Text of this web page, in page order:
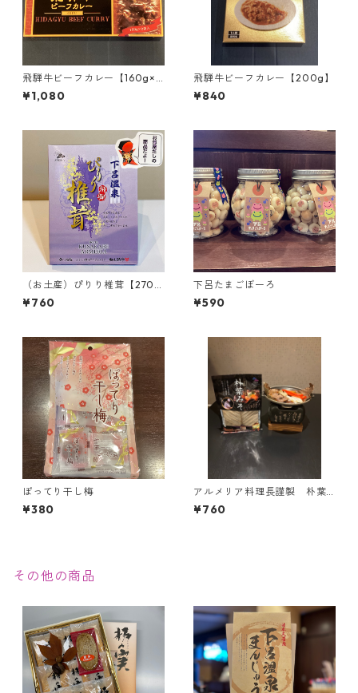
飛騨牛ビーフカレー【160g×2
袋入】
¥1,080
飛騨牛ビーフカレー【200g】
¥840
（お土産）ぴりり椎茸【270g
入り】＜当館限定＞
¥760
下呂たまごぼーろ
¥590
ぽってり干し梅
¥380
アルメリア料理長謹製 朴葉
みそ(2枚入り)
¥760
その他の商品